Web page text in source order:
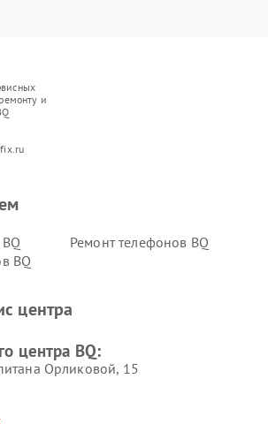
и
Ремонт телефонов BQ
BQ
центра
центра BQ:
Орликовой, 15